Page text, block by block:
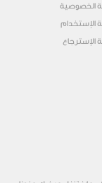
الخصوصية
الإستخدام
الإسترجاع